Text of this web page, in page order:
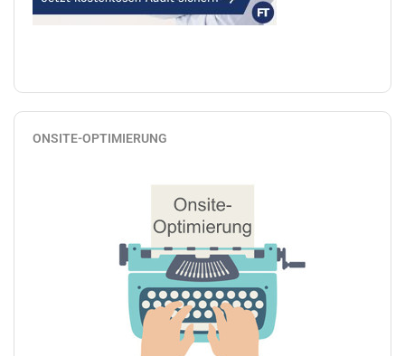
ONSITE-OPTIMIERUNG